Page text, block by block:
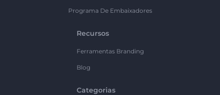
Programa De Embaixadores
Recursos
Ferramentas Branding
Blog
Categorias